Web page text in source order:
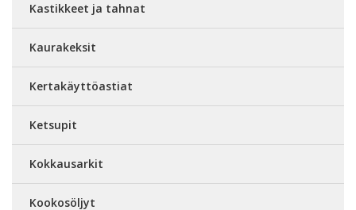
Kastikkeet ja tahnat
Kaurakeksit
Kertakäyttöastiat
Ketsupit
Kokkausarkit
Kookosöljyt